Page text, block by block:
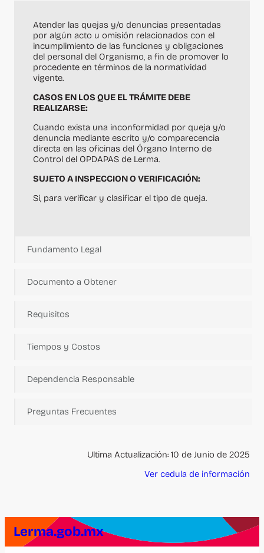
Atender las quejas y/o denuncias presentadas
por algún acto u omisión relacionados con el
incumplimiento de las funciones y obligaciones
del personal del Organismo, a fin de promover lo
procedente en términos de la normatividad
vigente.
CASOS EN LOS QUE EL TRÁMITE DEBE
REALIZARSE:
Cuando exista una inconformidad por queja y/o
denuncia mediante escrito y/o comparecencia
directa en las oficinas del Órgano Interno de
Control del OPDAPAS de Lerma.
SUJETO A INSPECCION O VERIFICACIÓN:
Si, para verificar y clasificar el tipo de queja.
Fundamento Legal
Documento a Obtener
Requisitos
Tiempos y Costos
Dependencia Responsable
Preguntas Frecuentes
Ultima Actualización: 10 de Junio de 2025
Ver cedula de información
Lerma.gob.mx